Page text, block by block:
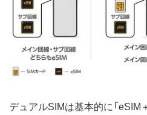
デュアルSIMは基本的に「eSIM